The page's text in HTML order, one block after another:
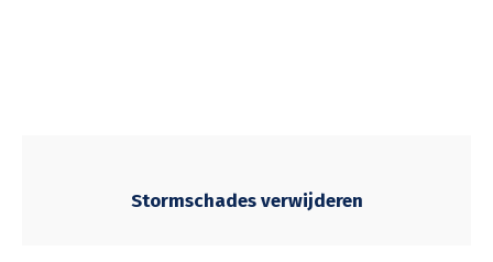
Stormschades verwijderen